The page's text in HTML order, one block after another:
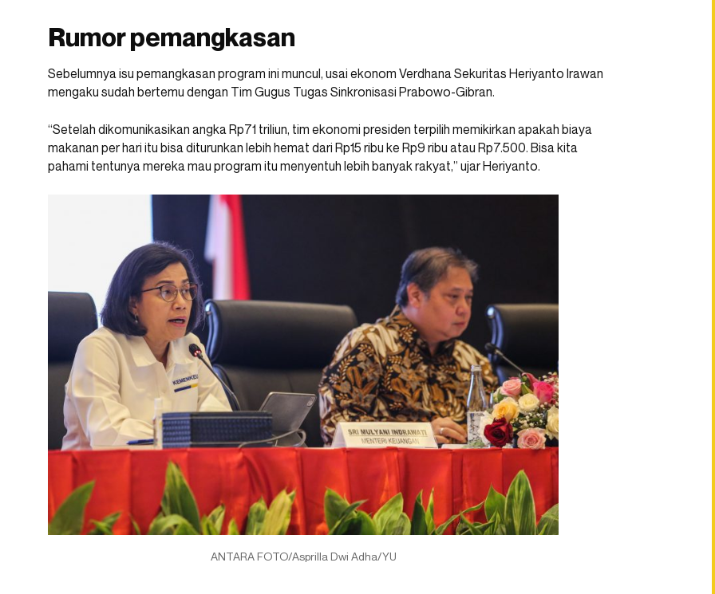
Rumor pemangkasan
Sebelumnya isu pemangkasan program ini muncul, usai ekonom Verdhana Sekuritas Heriyanto Irawan
mengaku sudah bertemu dengan Tim Gugus Tugas Sinkronisasi Prabowo-Gibran.
“Setelah dikomunikasikan angka Rp71 triliun, tim ekonomi presiden terpilih memikirkan apakah biaya
makanan per hari itu bisa diturunkan lebih hemat dari Rp15 ribu ke Rp9 ribu atau Rp7.500. Bisa kita
pahami tentunya mereka mau program itu menyentuh lebih banyak rakyat,” ujar Heriyanto.
ANTARA FOTO/Asprilla Dwi Adha/YU